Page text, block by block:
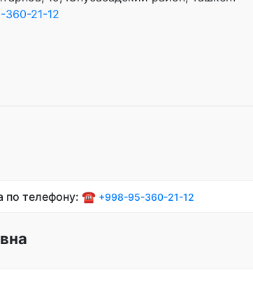
21-12
по телефону: ☎️ +998-95-360-21-12